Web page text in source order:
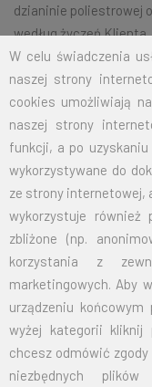
W celu świadczenia
naszej strony
cookies umożliwiają
naszej strony
funkcji, a po
wykorzystywane do
ze strony internetowej,
wykorzystuje
zbliżone (np.
korzystania z
marketingowych. Aby
urządzeniu
wyżej kategorii kliknij
chcesz odmówić
niezbędnych
dzianinie poliestrowej
według życzeń Klienta.
Na życzenie klienta
flagi. Przy
indywidualnie.
ROZMIAR
70X110
100X160